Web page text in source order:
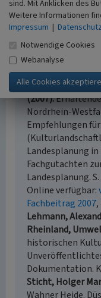
Literatur
Arens, Detlev (2016)
Untergrund. S.
(2007)
Nordrhein-
Empfehlungen
Landesplanung
Fachgutachten
Landesplanung.
Online verfügbar:
Fachbeitrag 2007
Lehmann,
Rheinland,
historischen
Dokumentation.
Sticht, Holger
Wahner Heide.
sind. Mit Anklicken des
Weitere Informationen
Impressum | Datenschutz
Notwendige Cookies
Webanalyse